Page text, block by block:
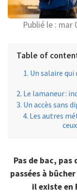
Publié le : mar
Table of
Un salaire
Le lamaneur :
Un accès sans
Les autres
Pas de bac, pas
passées à
il existe en